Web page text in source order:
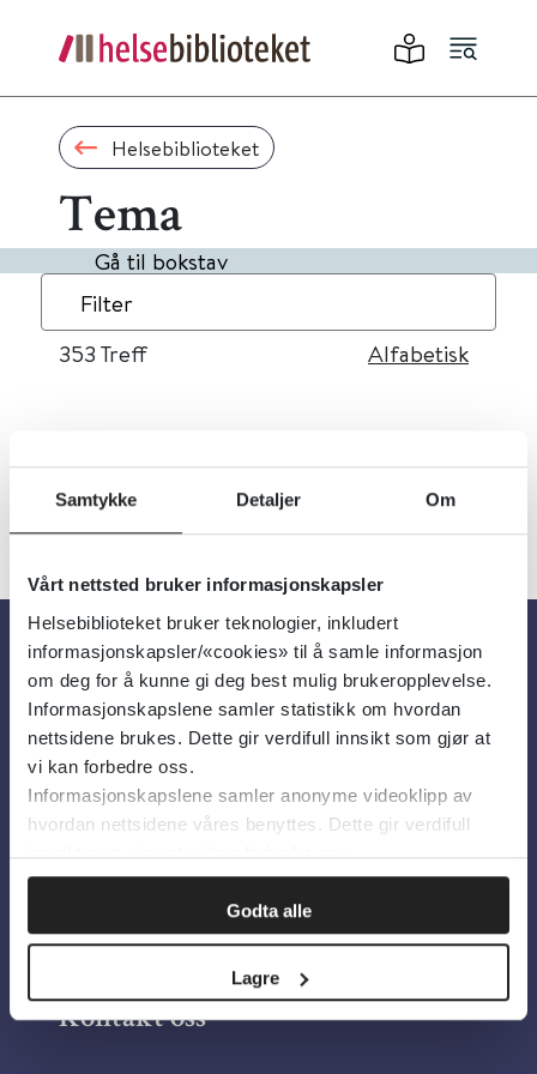
Samtykke Detaljer Om
Vårt nettsted bruker informasjonskapsler
Helsebiblioteket bruker teknologier, inkludert
informasjonskapsler/«cookies» til å samle informasjon
om deg for å kunne gi deg best mulig brukeropplevelse.
Informasjonskapslene samler statistikk om hvordan
nettsidene brukes. Dette gir verdifull innsikt som gjør at
vi kan forbedre oss.
Informasjonskapslene samler anonyme videoklipp av
hvordan nettsidene våres benyttes. Dette gir verdifull
innsikt som gjør at vi kan forbedre oss.
Godta alle
Lagre
Helsebiblioteket
Tema
Gå til bokstav
Filter
353 Treff Alfabetisk
« 1 33 34 36
Om oss
Om Helsebiblioteket
Personvern og informasjonskapsler
Tilgjengelighetserklæring
Information in English
Bilder fra Colourbox.com
Kontakt oss